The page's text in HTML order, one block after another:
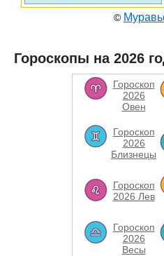
©
Гороскопы на 2026
Гороскоп
2026
Овен
Гороскоп
2026
Близнецы
Гороскоп
2026 Лев
Гороскоп
2026
Весы